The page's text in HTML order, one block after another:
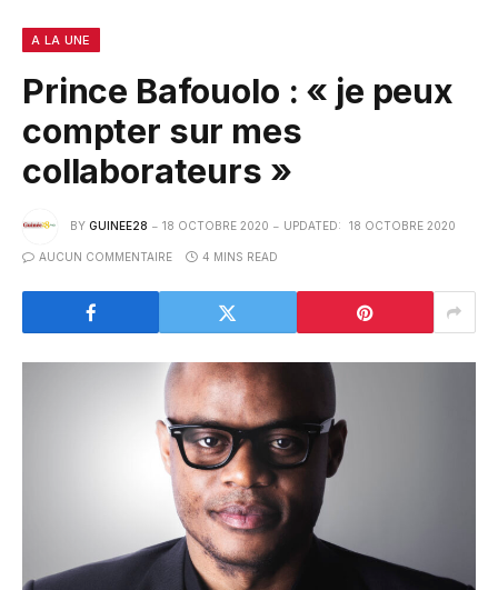
A LA UNE
Prince Bafouolo : « je peux
compter sur mes
collaborateurs »
BY GUINEE28 18 OCTOBRE 2020 UPDATED: 18 OCTOBRE 2020
AUCUN COMMENTAIRE 4 MINS READ